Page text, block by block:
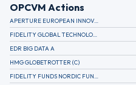
OPCVM Actions
APERTURE EUROPEAN INNOVATION
EDR BIG DATA A
HMG GLOBETROTTER (C)